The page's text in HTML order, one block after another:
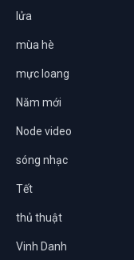
lửa
mùa hè
mực loang
Năm mới
Node video
sóng nhạc
Tết
thủ thuật
Vinh Danh